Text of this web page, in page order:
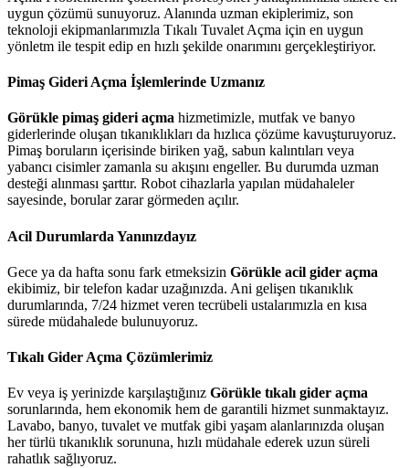
uygun çözümü sunuyoruz. Alanında uzman ekiplerimiz, son
teknoloji ekipmanlarımızla Tıkalı Tuvalet Açma için en uygun
yönletm ile tespit edip en hızlı şekilde onarımını gerçekleştiriyor.
Pimaş Gideri Açma İşlemlerinde Uzmanız
Görükle pimaş gideri açma hizmetimizle, mutfak ve banyo
giderlerinde oluşan tıkanıklıkları da hızlıca çözüme kavuşturuyoruz.
Pimaş boruların içerisinde biriken yağ, sabun kalıntıları veya
yabancı cisimler zamanla su akışını engeller. Bu durumda uzman
desteği alınması şarttır. Robot cihazlarla yapılan müdahaleler
sayesinde, borular zarar görmeden açılır.
Acil Durumlarda Yanınızdayız
Gece ya da hafta sonu fark etmeksizin Görükle acil gider açma
ekibimiz, bir telefon kadar uzağınızda. Ani gelişen tıkanıklık
durumlarında, 7/24 hizmet veren tecrübeli ustalarımızla en kısa
sürede müdahalede bulunuyoruz.
Tıkalı Gider Açma Çözümlerimiz
Ev veya iş yerinizde karşılaştığınız Görükle tıkalı gider açma
sorunlarında, hem ekonomik hem de garantili hizmet sunmaktayız.
Lavabo, banyo, tuvalet ve mutfak gibi yaşam alanlarınızda oluşan
her türlü tıkanıklık sorununa, hızlı müdahale ederek uzun süreli
rahatlık sağlıyoruz.